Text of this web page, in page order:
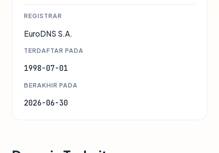
REGISTRAR
EuroDNS S.A.
TERDAFTAR PADA
1998-07-01
BERAKHIR PADA
2026-06-30